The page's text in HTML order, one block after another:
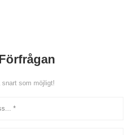
som möjligt!